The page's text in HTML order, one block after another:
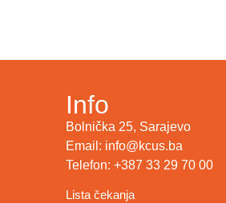
Info
Bolnička 25, Sarajevo
Email: info@kcus.ba
Telefon: +387 33 29 70 00
Lista čekanja